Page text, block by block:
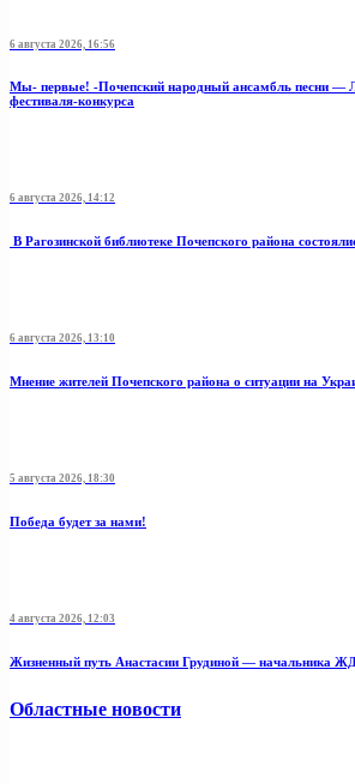
6 августа 2026, 16:56
Мы- первые! -Почепский народный ансамбль песни —
фестиваля-конкурса
6 августа 2026, 14:12
В Рагозинской библиотеке Почепского района
6 августа 2026, 13:10
Мнение жителей Почепского района о ситуации на
5 августа 2026, 18:30
Победа будет за нами!
4 августа 2026, 12:03
Жизненный путь Анастасии Грудиной — начальника
Областные новости